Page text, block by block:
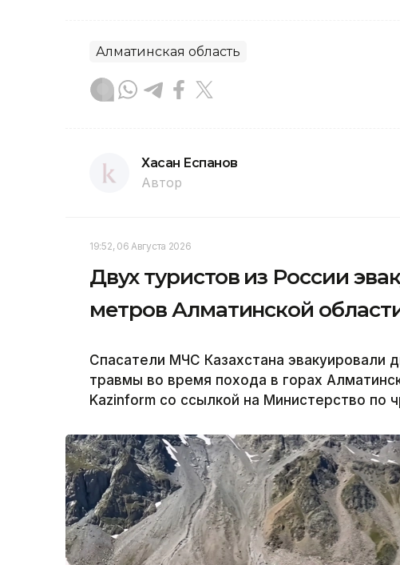
Алматинская область
Хасан Еспанов
Автор
19:52, 06 Августа 2026
Двух туристов из России
метров Алматинской
Спасатели МЧС Казахстана эвакуировали
травмы во время похода в горах
Kazinform со ссылкой на Министерство по